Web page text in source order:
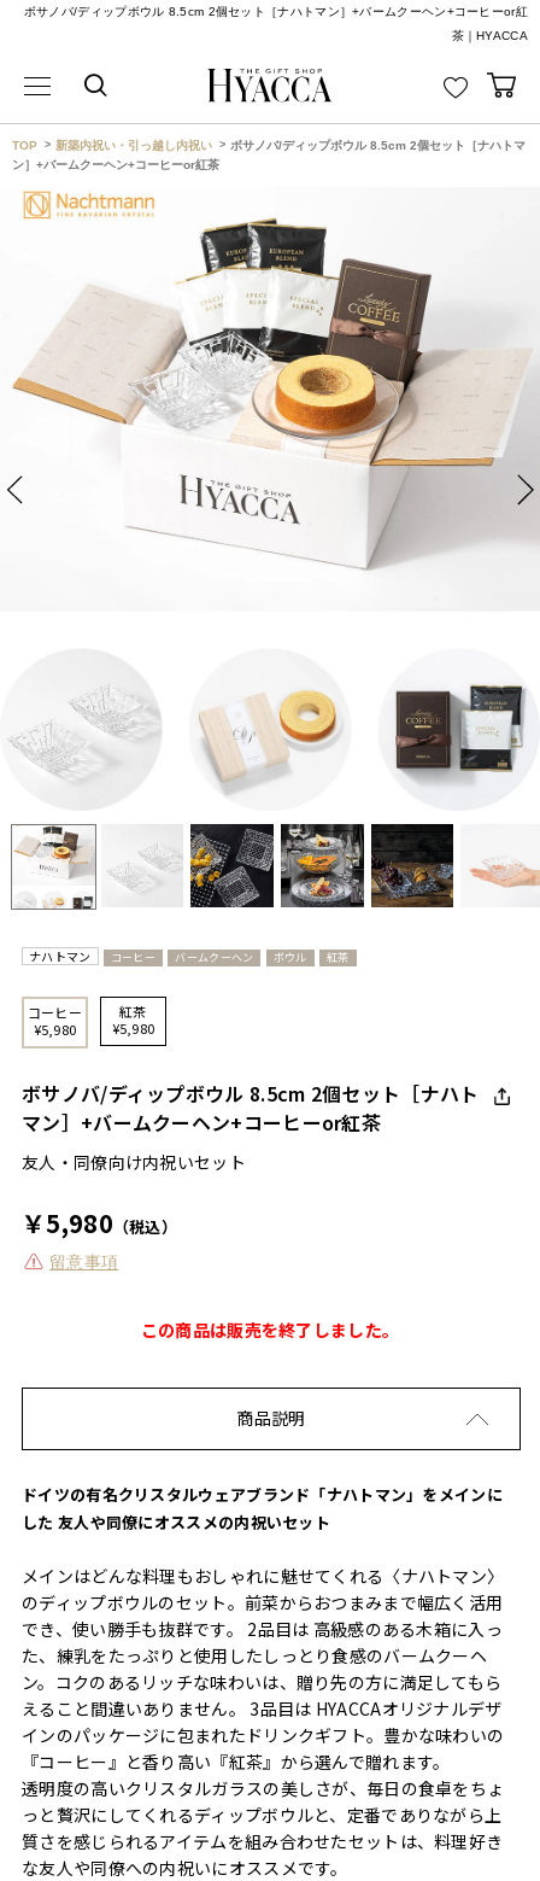
ボサノバ/ディップボウル 8.5cm 2個セット［ナハトマン］+バームクーヘン+コーヒーor紅
茶｜HYACCA
TOP 新築内祝い・引っ越し内祝い
ボサノバ/ディップボウル 8.5cm 2個セット［ナハトマ
ン］+バームクーヘン+コーヒーor紅茶
ナハトマン コーヒー バームクーヘン ボウル 紅茶
コーヒー
¥5,980
紅茶
¥5,980
ボサノバ/ディップボウル 8.5cm 2個セット［ナハト
マン］+バームクーヘン+コーヒーor紅茶
友人・同僚向け内祝いセット
￥5,980 （税込）
留意事項
この商品は販売を終了しました。
商品説明
ドイツの有名クリスタルウェアブランド「ナハトマン」をメインに
した 友人や同僚にオススメの内祝いセット
メインはどんな料理もおしゃれに魅せてくれる〈ナハトマン〉
のディップボウルのセット。前菜からおつまみまで幅広く活用
でき、使い勝手も抜群です。 2品目は 高級感のある木箱に入っ
た、練乳をたっぷりと使用したしっとり食感のバームクーヘ
ン。コクのあるリッチな味わいは、贈り先の方に満足してもら
えること間違いありません。 3品目は HYACCAオリジナルデザ
インのパッケージに包まれたドリンクギフト。豊かな味わいの
『コーヒー』と香り高い『紅茶』から選んで贈れます。
透明度の高いクリスタルガラスの美しさが、毎日の食卓をちょ
っと贅沢にしてくれるディップボウルと、定番でありながら上
質さを感じられるアイテムを組み合わせたセットは、料理好き
な友人や同僚への内祝いにオススメです。